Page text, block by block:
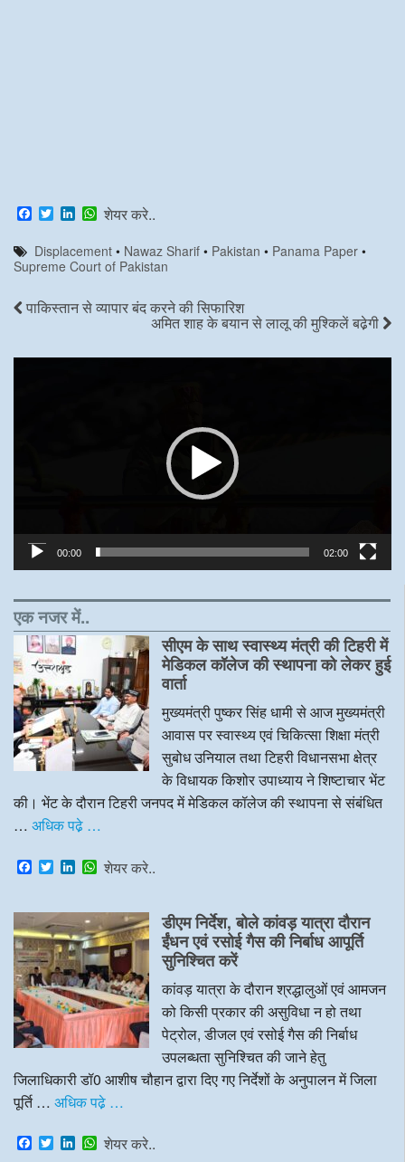
F
a
c
e
b
o
k
T
w
t
t
r
L
k
e
I
n
W
t
s
p
p
शेयर करे..
Displacement • Nawaz Sharif • Pakistan • Panama Paper •
Supreme Court of Pakistan
पाकिस्तान से व्यापार बंद करने की सिफारिश
अमित शाह के बयान से लालू की मुश्किलें बढे़गी
00:00 02:00
एक नजर में..
सीएम के साथ स्वास्थ्य मंत्री की टिहरी में
मेडिकल कॉलेज की स्थापना को लेकर हुई
वार्ता
मुख्यमंत्री पुष्कर सिंह धामी से आज मुख्यमंत्री
आवास पर स्वास्थ्य एवं चिकित्सा शिक्षा मंत्री
सुबोध उनियाल तथा टिहरी विधानसभा क्षेत्र
के विधायक किशोर उपाध्याय ने शिष्टाचार भेंट
की। भेंट के दौरान टिहरी जनपद में मेडिकल कॉलेज की स्थापना से संबंधित
… अधिक पढे़ …
F
a
e
b
o
o
k
T
w
t
t
e
r
L
k
e
d
I
n
W
t
s
A
p
p
शेयर करे..
डीएम निर्देश, बोले कांवड़ यात्रा दौरान
ईंधन एवं रसोई गैस की निर्बाध आपूर्ति
सुनिश्चित करें
कांवड़ यात्रा के दौरान श्रद्धालुओं एवं आमजन
को किसी प्रकार की असुविधा न हो तथा
पेट्रोल, डीजल एवं रसोई गैस की निर्बाध
उपलब्धता सुनिश्चित की जाने हेतु
जिलाधिकारी डॉ0 आशीष चौहान द्वारा दिए गए निर्देशों के अनुपालन में जिला
पूर्ति … अधिक पढे़ …
F
a
T
w
L W
शेयर करे..